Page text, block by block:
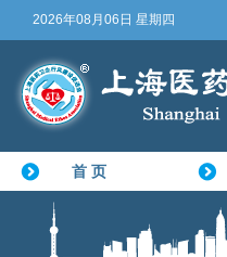
2026年08月06日 星期四
首 页